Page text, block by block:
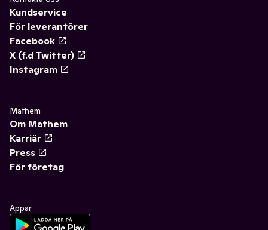
Kundservice
För leverantörer
Facebook
X (f.d Twitter)
Instagram
Mathem
Om Mathem
Karriär
Press
För företag
Appar